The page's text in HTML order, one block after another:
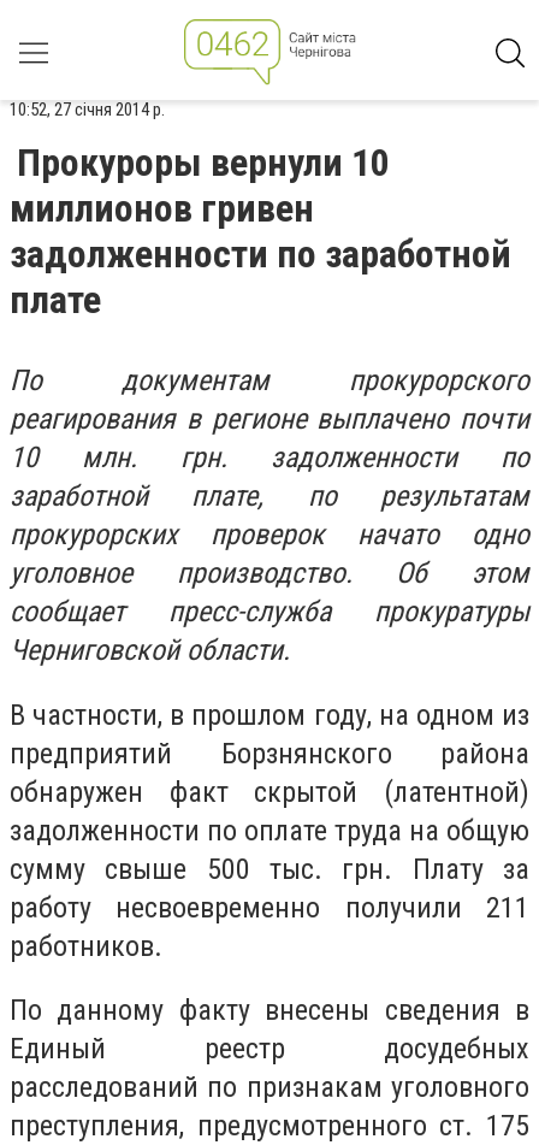
10:52, 27 січня 2014 р.
Прокуроры вернули 10
миллионов гривен
задолженности по заработной
плате
По документам прокурорского
реагирования в регионе выплачено почти
10 млн. грн. задолженности по
заработной плате, по результатам
прокурорских проверок начато одно
уголовное производство. Об этом
сообщает пресс-служба прокуратуры
Черниговской области.
В частности, в прошлом году, на одном из
предприятий Борзнянского района
обнаружен факт скрытой (латентной)
задолженности по оплате труда на общую
сумму свыше 500 тыс. грн. Плату за
работу несвоевременно получили 211
работников.
По данному факту внесены сведения в
Единый реестр досудебных
расследований по признакам уголовного
преступления, предусмотренного ст. 175